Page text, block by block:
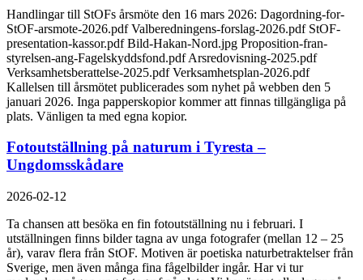
Handlingar till StOFs årsmöte den 16 mars 2026: Dagordning-for-
StOF-arsmote-2026.pdf Valberedningens-forslag-2026.pdf StOF-
presentation-kassor.pdf Bild-Hakan-Nord.jpg Proposition-fran-
styrelsen-ang-Fagelskyddsfond.pdf Arsredovisning-2025.pdf
Verksamhetsberattelse-2025.pdf Verksamhetsplan-2026.pdf
Kallelsen till årsmötet publicerades som nyhet på webben den 5
januari 2026. Inga papperskopior kommer att finnas tillgängliga på
plats. Vänligen ta med egna kopior.
Fotoutställning på naturum i Tyresta –
Ungdomsskådare
2026-02-12
Ta chansen att besöka en fin fotoutställning nu i februari. I
utställningen finns bilder tagna av unga fotografer (mellan 12 – 25
år), varav flera från StOF. Motiven är poetiska naturbetraktelser från
Sverige, men även många fina fågelbilder ingår. Har vi tur